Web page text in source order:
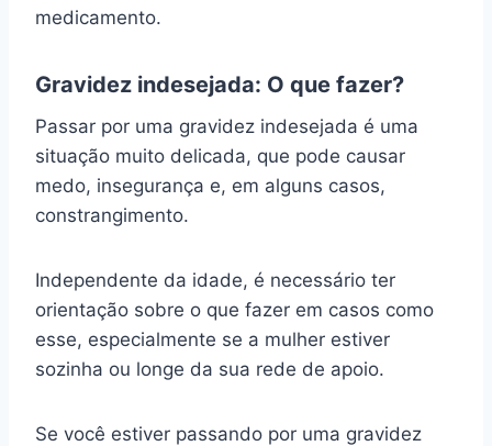
medicamento.
Gravidez indesejada: O que fazer?
Passar por uma gravidez indesejada é uma
situação muito delicada, que pode causar
medo, insegurança e, em alguns casos,
constrangimento.
Independente da idade, é necessário ter
orientação sobre o que fazer em casos como
esse, especialmente se a mulher estiver
sozinha ou longe da sua rede de apoio.
Se você estiver passando por uma gravidez